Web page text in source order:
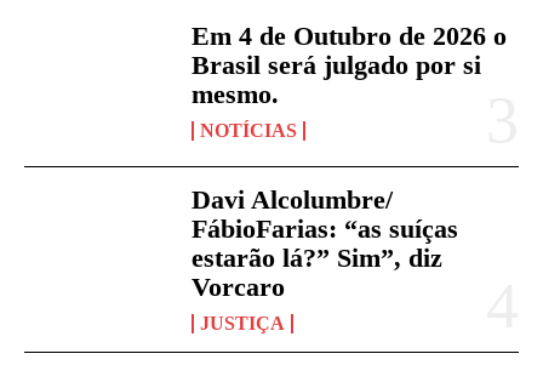
Em 4 de Outubro de 2026 o
Brasil será julgado por si
mesmo.
NOTÍCIAS
Davi Alcolumbre/
FábioFarias: “as suíças
estarão lá?” Sim”, diz
Vorcaro
JUSTIÇA